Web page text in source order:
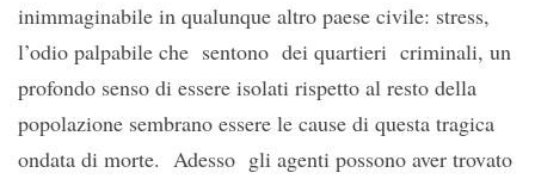
inimmaginabile in qualunque altro paese civile: stress,
l’odio palpabile che sentono dei quartieri criminali, un
profondo senso di essere isolati rispetto al resto della
popolazione sembrano essere le cause di questa tragica
ondata di morte. Adesso gli agenti possono aver trovato